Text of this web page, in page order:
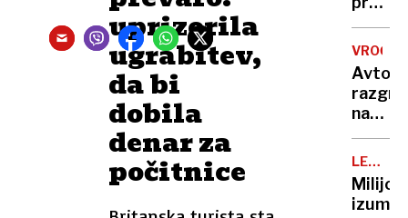
uprizorila
ugrabitev,
da bi
dobila
denar za
počitnice
drugi
To je
ena
navad
za
vaše
Avto,
na
soncu?
S
tem
15-
KUHARJI